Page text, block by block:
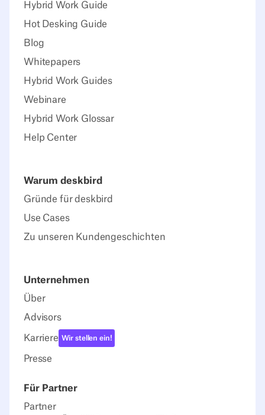
Hybrid Work Guide
Hot Desking Guide
Blog
Whitepapers
Hybrid Work Guides
Webinare
Hybrid Work Glossar
Help Center
Warum deskbird
Gründe für deskbird
Use Cases
Zu unseren Kundengeschichten
Unternehmen
Über
Advisors
Karriere Wir stellen ein!
Presse
Für Partner
Partner